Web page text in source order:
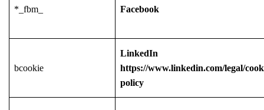
*_fbm_ Facebook
bcookie
LinkedIn
https://www.linkedin.com/legal/
policy